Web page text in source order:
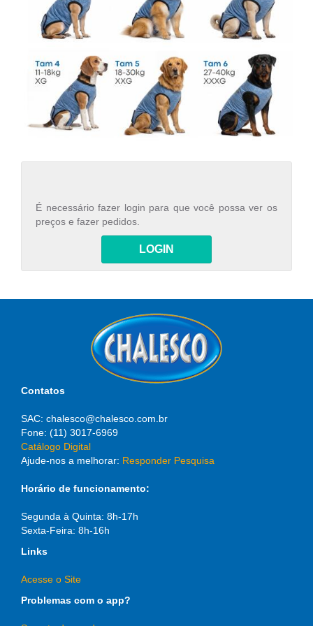
É necessário fazer login para que você possa ver os
preços e fazer pedidos.
LOGIN
Contatos
SAC: chalesco@chalesco.com.br
Fone: (11) 3017-6969
Catálogo Digital
Ajude-nos a melhorar: Responder Pesquisa
Horário de funcionamento:
Segunda à Quinta: 8h-17h
Sexta-Feira: 8h-16h
Links
Acesse o Site
Problemas com o app?